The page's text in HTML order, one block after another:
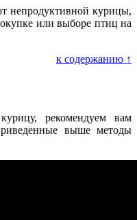
непродуктивной курицы,
или выборе птиц на
к содержанию ↑
рекомендуем вам
выше методы